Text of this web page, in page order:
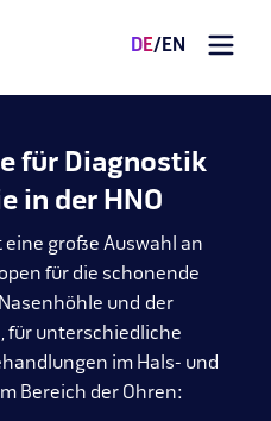
DE/ EN
für Diagnostik
in der HNO
eine große Auswahl an
für die schonende
und der
für unterschiedliche
im Hals- und
Bereich der Ohren: